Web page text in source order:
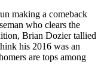
making a comeback
who clears the
Brian Dozier tallied
his 2016 was an
are tops among